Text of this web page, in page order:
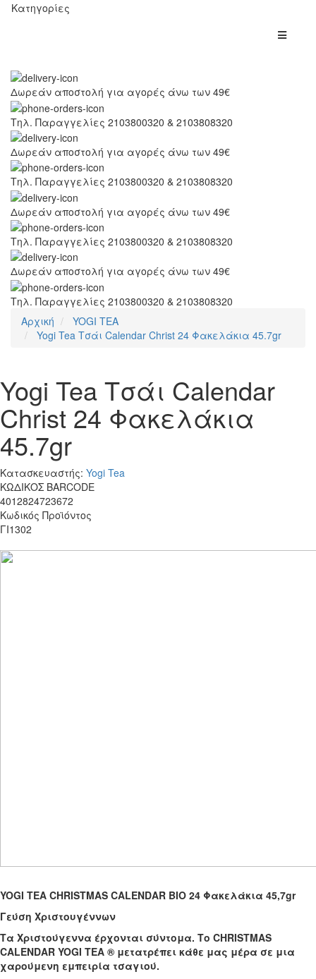
Κατηγορίες
Δωρεάν αποστολή για αγορές άνω των 49€
Τηλ. Παραγγελίες 2103800320 & 2103808320
Δωρεάν αποστολή για αγορές άνω των 49€
Τηλ. Παραγγελίες 2103800320 & 2103808320
Δωρεάν αποστολή για αγορές άνω των 49€
Τηλ. Παραγγελίες 2103800320 & 2103808320
Δωρεάν αποστολή για αγορές άνω των 49€
Τηλ. Παραγγελίες 2103800320 & 2103808320
Αρχική
YOGI TEA
Yogi Tea Τσάι Calendar Christ 24 Φακελάκια 45.7gr
Yogi Tea Τσάι Calendar
Christ 24 Φακελάκια
45.7gr
Κατασκευαστής: Yogi Tea
ΚΩΔΙΚΟΣ BARCODE
4012824723672
Κωδικός Προϊόντος
ΓΙ1302
YOGI TEA CHRISTMAS CALENDAR ΒΙΟ 24 Φακελάκια 45,7gr
Γεύση Χριστουγέννων
Τα Χριστούγεννα έρχονται σύντομα. Το CHRISTMAS
CALENDAR YOGI TEA ® μετατρέπει κάθε μας μέρα σε μια
χαρούμενη εμπειρία τσαγιού.